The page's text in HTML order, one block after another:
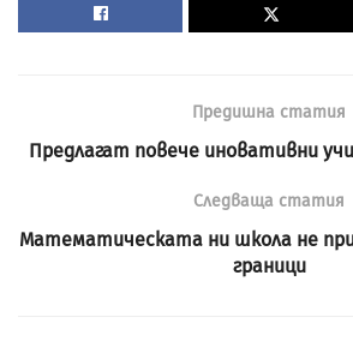
Предишна статия
Предлагат повече иновативни
Следваща статия
Математическата ни школа не
граници